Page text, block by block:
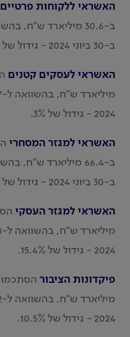
האשראי ללקוחות פרטיים
ב-30 ביוני 2024 - גידול של 3.4%.
האשראי לעסקים קטנים
2024 - גידול של 3%.
האשראי למגזר המסחרי
ב-30 ביוני 2024 - גידול של 4.1%.
האשראי למגזר העסקי
2024 - גידול של 15.4%.
פיקדונות הציבור
2024 - גידול של 10.5%.